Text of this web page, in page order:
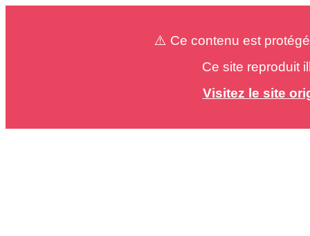
⚠️ Ce contenu est
Ce site reproduit
Visitez le site